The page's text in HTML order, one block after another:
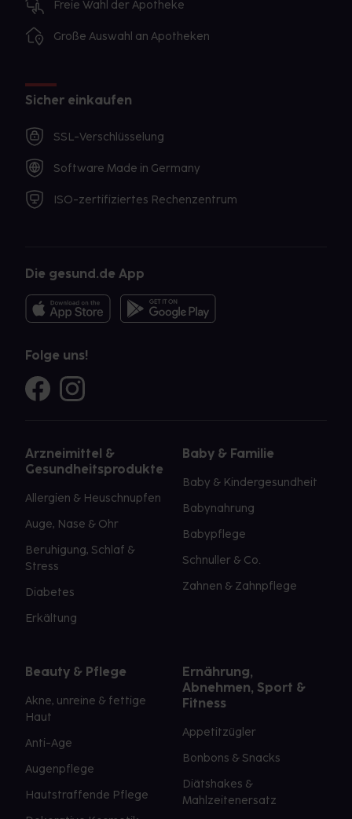
Freie Wahl der Apotheke
Große Auswahl an Apotheken
Sicher einkaufen
SSL-Verschlüsselung
Software Made in Germany
ISO-zertifiziertes Rechenzentrum
Die gesund.de App
Folge uns!
Arzneimittel &
Gesundheitsprodukte
Allergien & Heuschnupfen
Auge, Nase & Ohr
Beruhigung, Schlaf &
Stress
Diabetes
Erkältung
Baby & Familie
Baby & Kindergesundheit
Babynahrung
Babypflege
Schnuller & Co.
Zahnen & Zahnpflege
Beauty & Pflege
Akne, unreine & fettige
Haut
Anti-Age
Augenpflege
Hautstraffende Pflege
Ernährung,
Abnehmen, Sport &
Fitness
Appetitzügler
Bonbons & Snacks
Diätshakes &
Mahlzeitenersatz